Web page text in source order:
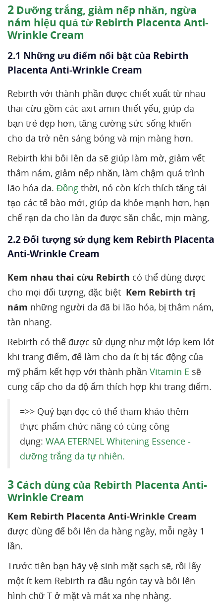
2 Dưỡng trắng, giảm nếp nhăn, ngừa
nám hiệu quả từ Rebirth Placenta Anti-
Wrinkle Cream
2.1 Những ưu điểm nổi bật của Rebirth
Placenta Anti-Wrinkle Cream
Rebirth với thành phần được chiết xuất từ nhau
thai cừu gồm các axit amin thiết yếu, giúp da
bạn trẻ đẹp hơn, tăng cường sức sống khiến
cho da trở nên sáng bóng và mịn màng hơn.
Rebirth khi bôi lên da sẽ giúp làm mờ, giảm vết
thâm nám, giảm nếp nhăn, làm chậm quá trình
lão hóa da. Đồng thời, nó còn kích thích tăng tái
tạo các tế bào mới, giúp da khỏe mạnh hơn, hạn
chế rạn da cho làn da được săn chắc, mịn màng,
2.2 Đối tượng sử dụng kem Rebirth Placenta
Anti-Wrinkle Cream
Kem nhau thai cừu Rebirth có thể dùng được
cho mọi đối tượng, đặc biệt Kem Rebirth trị
nám những người da đã bi lão hóa, bị thâm nám,
tàn nhang.
Rebirth có thể được sử dụng như một lớp kem lót
khi trang điểm, để làm cho da ít bị tác động của
mỹ phẩm kết hợp với thành phần Vitamin E sẽ
cung cấp cho da độ ẩm thích hợp khi trang điểm.
=>> Quý bạn đọc có thể tham khảo thêm
thực phẩm chức năng có cùng công
dụng: WAA ETERNEL Whitening Essence -
dưỡng trắng da tự nhiên.
3 Cách dùng của Rebirth Placenta Anti-
Wrinkle Cream
Kem Rebirth Placenta Anti-Wrinkle Cream
được dùng để bôi lên da hàng ngày, mỗi ngày 1
lần.
Trước tiên bạn hãy vệ sinh mặt sạch sẽ, rồi lấy
một ít kem Rebirth ra đầu ngón tay và bôi lên
hình chữ T ở mặt và mát xa nhẹ nhàng.